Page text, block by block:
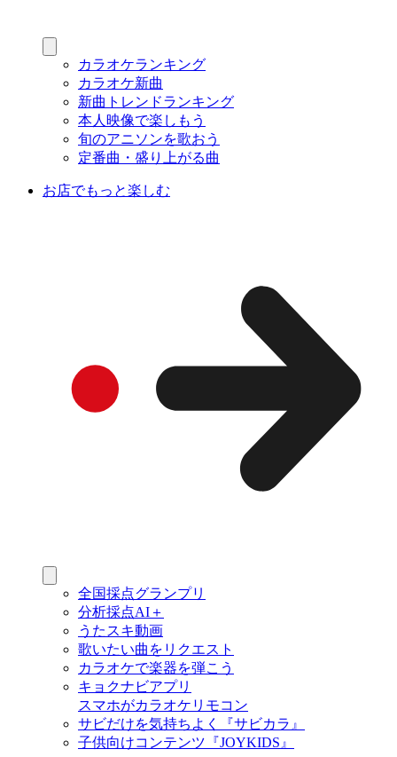
カラオケランキング
カラオケ新曲
新曲トレンドランキング
本人映像で楽しもう
旬のアニソンを歌おう
定番曲・盛り上がる曲
お店でもっと楽しむ
全国採点グランプリ
分析採点AI＋
うたスキ動画
歌いたい曲をリクエスト
カラオケで楽器を弾こう
キョクナビアプリ
スマホがカラオケリモコン
サビだけを気持ちよく『サビカラ』
子供向けコンテンツ『JOYKIDS』